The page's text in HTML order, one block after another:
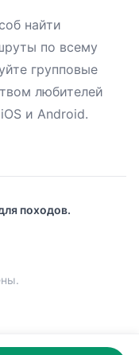
найти
по всему
групповые
любителей
и Android.
походов.